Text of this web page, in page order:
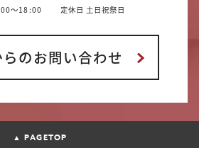
〜18:00 定休日 土日祝祭日
のお問い合わせ
▲ PAGETOP